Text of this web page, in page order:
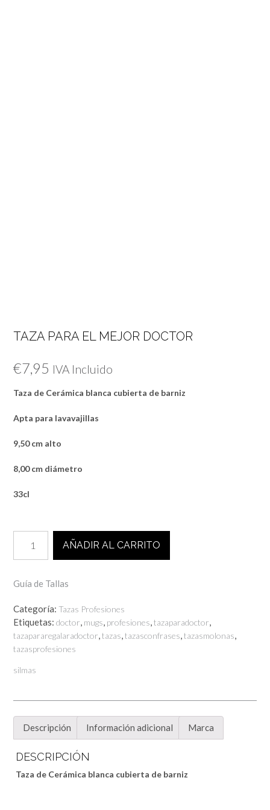
TAZA PARA EL MEJOR DOCTOR
€7,95 IVA Incluido
Taza de Cerámica blanca cubierta de barniz
Apta para lavavajillas
9,50 cm alto
8,00 cm diámetro
33cl
PARA
EL
DOCTOR
AÑADIR AL CARRITO
Guía de Tallas
Categoría: Tazas Profesiones
Etiquetas: doctor, mugs, profesiones,tazaparadoctor,
tazapararegalaradoctor,tazas,tazasconfrases,tazasmolonas,
tazasprofesiones
silmas
Descripción Información adicional Marca
DESCRIPCIÓN
Taza de Cerámica blanca cubierta de barniz